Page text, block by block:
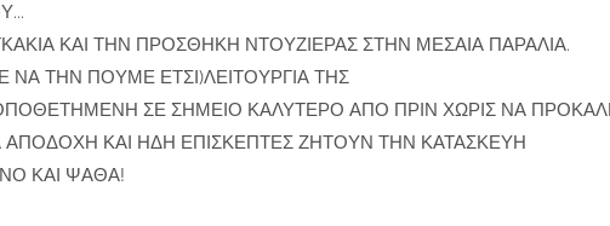
ΚΑΙ ΤΗΝ ΠΡΟΣΘΗΚΗ ΝΤΟΥΖΙΕΡΑΣ ΣΤΗΝ ΜΕΣΑΙΑ ΠΑΡΑΛΙΑ.
ΤΗΝ ΠΟΥΜΕ ΕΤΣΙ)ΛΕΙΤΟΥΡΓΙΑ ΤΗΣ
ΣΕ ΣΗΜΕΙΟ ΚΑΛΥΤΕΡΟ ΑΠΟ ΠΡΙΝ ΧΩΡΙΣ ΝΑ
ΑΠΟΔΟΧΗ ΚΑΙ ΗΔΗ ΕΠΙΣΚΕΠΤΕΣ ΖΗΤΟΥΝ ΤΗΝ ΚΑΤΑΣΚΕΥΗ
ΚΑΙ ΨΑΘΑ!